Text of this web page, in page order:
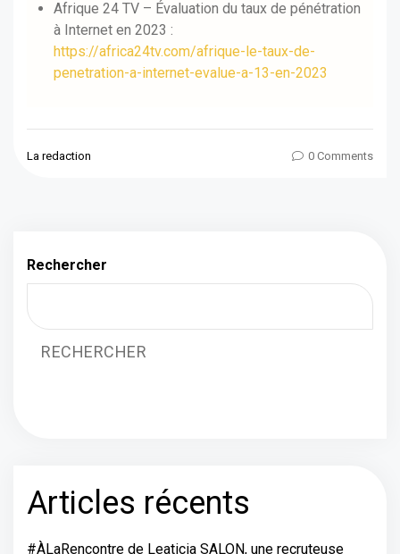
Afrique 24 TV – Évaluation du taux de pénétration
à Internet en 2023 :
https://africa24tv.com/afrique-le-taux-de-
penetration-a-internet-evalue-a-13-en-2023
La redaction 0 Comments
Rechercher
RECHERCHER
Articles récents
#ÀLaRencontre de Leaticia SALON, une recruteuse